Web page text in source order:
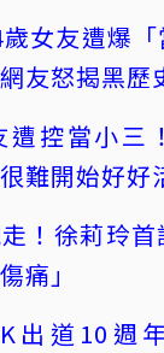
女友遭爆
友怒揭黑歷
遭控當小三
難開始好好
！徐莉玲
痛」
出道10週